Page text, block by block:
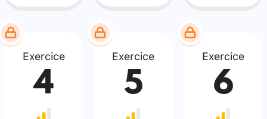
Exercice
4
Exercice
5
Exercice
6